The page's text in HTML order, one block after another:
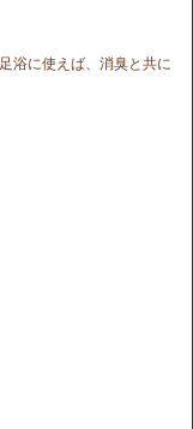
浴に使えば、消臭と共に